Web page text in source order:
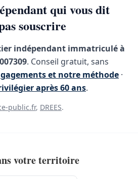
qui vous dit
souscrire
indépendant immatriculé à
. Conseil gratuit, sans
et notre méthode ·
après 60 ans.
public.fr, DREES.
votre territoire